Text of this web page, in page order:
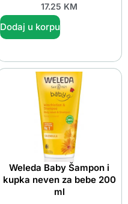
17.25 KM
Dodaj u korpu
Weleda Baby Šampon i
kupka neven za bebe 200
ml